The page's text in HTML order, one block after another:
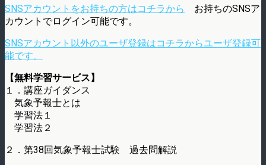
SNSアカウントをお持ちの方はコチラから
お持ちのSNSア
カウントでログイン可能です。
SNSアカウント以外のユーザ登録はコチラからユーザ登録可
能です。
【無料学習サービス】
１．講座ガイダンス
気象予報士とは
学習法１
学習法２
２．第38回気象予報士試験 過去問解説